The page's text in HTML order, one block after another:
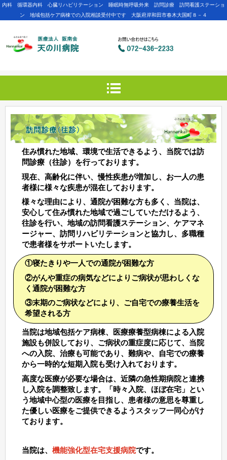
内科 循環器内科 心臓リハビリテーション 睡眠時無呼吸外来 訪問診療 訪問看護ステーショ
ン 地域包括ケア病棟での入院相談受付中です 大阪府岸和田市春木大国町８－４
住み慣れた地域、環境で生活できるよう、当院では訪
問診療（往診）を行っております。
現在、高齢化に伴い、慢性疾患が増加し、お一人の患
者様に様々な疾患が混在しております。
様々な理由により、通院が困難な方も多く、当院は、
安心して住み慣れた地域で過ごしていただけるよう、
往診を行い、地域の訪問看護ステーション、ケアマネ
ージャー、訪問リハビリテーションと協力し、多職種
で患者様をサポートいたします。
①寝たきりや一人での通院が困難な方
②がんや重症の病気などによりご病状が思わしくな
く通院が困難な方
③末期のご病状などにより、ご自宅での療養生活を
希望される方
当院は地域包括ケア病棟、医療療養型病棟による入院
施設も併設しており、ご病状の重症度に応じて、当院
への入院、治療も可能であり、難病や、自宅での療養
から一時的な短期入院も受け入れております。
高度な医療が必要な場合は、近隣の急性期病院と連携
し入院を調整致します。「時々入院、ほぼ在宅」とい
う地域中心型の医療を目指し、患者様の意思を尊重し
た優しい医療をご提供できるようスタッフ一同心がけ
ております。
当院は、 機能強化型在宅支援病院です。